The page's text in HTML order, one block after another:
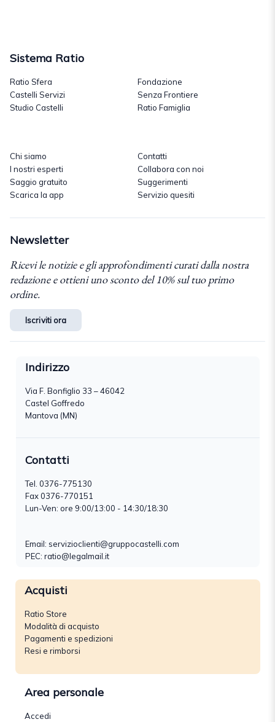
Sistema Ratio
Ratio Sfera
Castelli Servizi
Studio Castelli
Fondazione
Senza Frontiere
Ratio Famiglia
Chi siamo
I nostri esperti
Saggio gratuito
Scarica la app
Contatti
Collabora con noi
Suggerimenti
Servizio quesiti
Newsletter
Ricevi le notizie e gli approfondimenti curati dalla nostra
redazione e ottieni uno sconto del 10% sul tuo primo
ordine.
Iscriviti ora
Indirizzo
Via F. Bonfiglio 33 – 46042
Castel Goffredo
Mantova (MN)
Contatti
Tel. 0376-775130
Fax 0376-770151
Lun-Ven: ore 9:00/13:00 - 14:30/18:30
Email: servizioclienti@gruppocastelli.com
PEC: ratio@legalmail.it
Acquisti
Ratio Store
Modalità di acquisto
Pagamenti e spedizioni
Resi e rimborsi
Area personale
Accedi